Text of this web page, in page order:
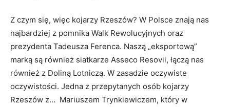
Z czym się, więc kojarzy Rzeszów? W Polsce znają nas
najbardziej z pomnika Walk Rewolucyjnych oraz
prezydenta Tadeusza Ferenca. Naszą „eksportową”
marką są również siatkarze Asseco Resovii, łączą nas
również z Doliną Lotniczą. W zasadzie oczywiste
oczywistości. Jedna z przepytanych osób kojarzy
Rzeszów z… Mariuszem Trynkiewiczem, który w